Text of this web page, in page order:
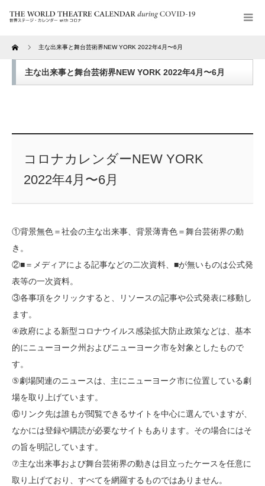
Home 主な出来事と舞台芸術界NEW YORK 2022年4月〜6月
主な出来事と舞台芸術界NEW YORK 2022年4月〜6月
コロナカレンダーNEW YORK
2022年4月〜6月
①背景無色＝社会の主な出来事、背景薄青色＝舞台芸術界の動
き。
②■＝メディアによる記事などの二次資料、■が無いものは公式発
表等の一次資料。
③各事項をクリックすると、リソースの記事や公式発表に移動し
ます。
④政府による新型コロナウイルス感染拡大防止政策などは、基本
的にニューヨーク州およびニューヨーク市を対象としたもので
す。
⑤劇場関連のニュースは、主にニューヨーク市に位置している劇
場を取り上げています。
⑥リンク先は誰もが閲覧できるサイトを中心に選んでいますが、
なかには登録や購読が必要なサイトもあります。その場合にはそ
の旨を明記しています。
⑦主な出来事および舞台芸術界の動きは目立ったケースを任意に
取り上げており、すべてを網羅するものではありません。